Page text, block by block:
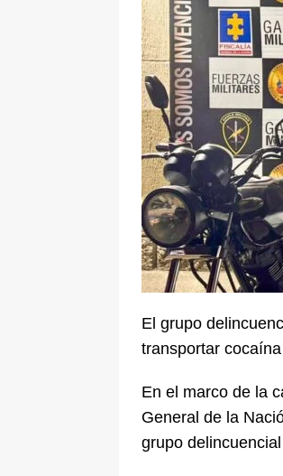
[ 8 de
episodios
El grupo
transportar
En el marco de la
General de la
grupo